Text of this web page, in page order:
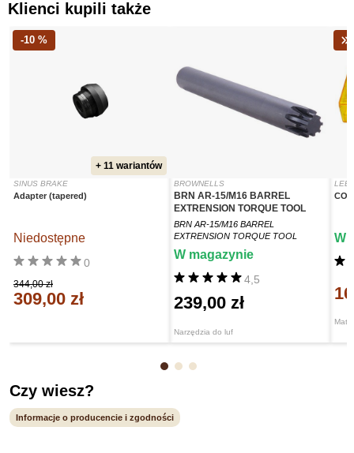
Klienci kupili także
-10 %
+ 11 wariantów
SINUS BRAKE
Adapter (tapered)
0
Niedostępne
344,00 zł
309,00 zł
BROWNELLS
BRN AR-15/M16 BARREL
EXTRENSION TORQUE TOOL
BRN AR-15/M16 BARREL
EXTRENSION TORQUE TOOL
Narzędzia do luf
4,5
W magazynie
239,00 zł
LEE
W
Czy wiesz?
Informacje o producencie i zgodności